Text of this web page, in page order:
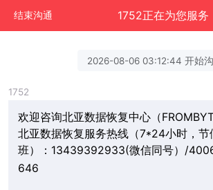
结束沟通 1752正在为您服务
2026-08-06 03:12:44 开始
1752
欢迎咨询北亚数据恢复中心（
北亚数据恢复服务热线（7*24小时，节
班）：13439392933(微信同号）/
646